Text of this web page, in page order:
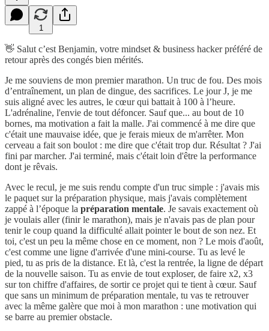
1
👋 Salut c’est Benjamin, votre mindset & business hacker préféré de
retour après des congés bien mérités.
Je me souviens de mon premier marathon. Un truc de fou. Des mois
d’entraînement, un plan de dingue, des sacrifices. Le jour J, je me
suis aligné avec les autres, le cœur qui battait à 100 à l’heure.
L'adrénaline, l'envie de tout défoncer. Sauf que... au bout de 10
bornes, ma motivation a fait la malle. J'ai commencé à me dire que
c'était une mauvaise idée, que je ferais mieux de m'arrêter. Mon
cerveau a fait son boulot : me dire que c'était trop dur. Résultat ? J'ai
fini par marcher. J'ai terminé, mais c'était loin d'être la performance
dont je rêvais.
Avec le recul, je me suis rendu compte d'un truc simple : j'avais mis
le paquet sur la préparation physique, mais j'avais complètement
zappé à l’époque la préparation mentale. Je savais exactement où
je voulais aller (finir le marathon), mais je n'avais pas de plan pour
tenir le coup quand la difficulté allait pointer le bout de son nez. Et
toi, c'est un peu la même chose en ce moment, non ? Le mois d'août,
c'est comme une ligne d'arrivée d'une mini-course. Tu as levé le
pied, tu as pris de la distance. Et là, c'est la rentrée, la ligne de départ
de la nouvelle saison. Tu as envie de tout exploser, de faire x2, x3
sur ton chiffre d'affaires, de sortir ce projet qui te tient à cœur. Sauf
que sans un minimum de préparation mentale, tu vas te retrouver
avec la même galère que moi à mon marathon : une motivation qui
se barre au premier obstacle.